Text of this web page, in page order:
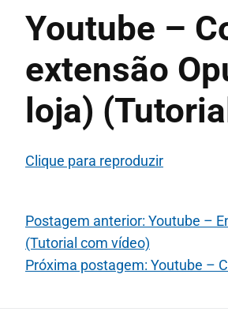
Youtube –
extensão
loja)
Clique para reproduzir
Postagem anterior: Youtube –
(Tutorial com vídeo)
Próxima postagem: Youtube –